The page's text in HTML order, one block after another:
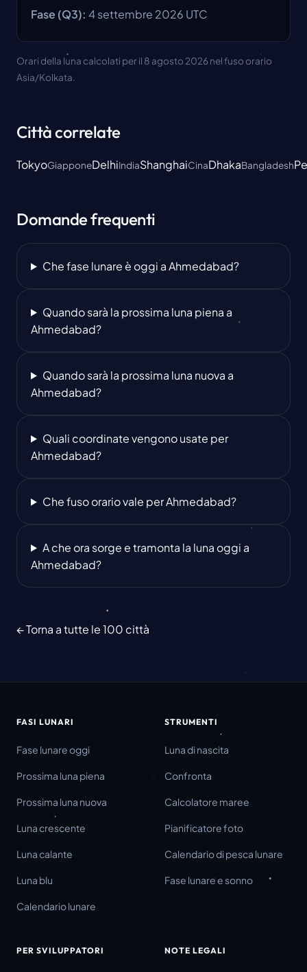
Fase (Q3): 4 settembre 2026 UTC
Orari della luna calcolati per il 8 agosto 2026 nel fuso orario
Asia/Kolkata.
Città correlate
TokyoGiapponeDelhiIndiaShanghaiCinaDhakaBangladesh
Domande frequenti
Che fase lunare è oggi a Ahmedabad?
Quando sarà la prossima luna piena a
Ahmedabad?
Quando sarà la prossima luna nuova a
Ahmedabad?
Quali coordinate vengono usate per
Ahmedabad?
Che fuso orario vale per Ahmedabad?
A che ora sorge e tramonta la luna oggi a
Ahmedabad?
← Torna a tutte le 100 città
FASI LUNARI
Fase lunare oggi
Prossima luna piena
Prossima luna nuova
Luna crescente
Luna calante
Luna blu
Calendario lunare
STRUMENTI
Luna di nascita
Confronta
Calcolatore maree
Pianificatore foto
Calendario di pesca lunare
Fase lunare e sonno
PER SVILUPPATORI NOTE LEGALI